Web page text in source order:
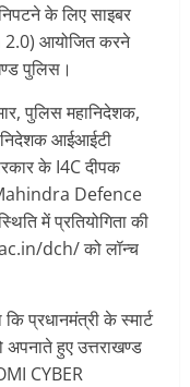
के लिए साइबर
आयोजित करने
पुलिस।
पुलिस महानिदेशक,
निदेशक आईआईटी
के I4C दीपक
Defence
में प्रतियोगिता की
dch/ को लॉन्च
प्रधानमंत्री के स्मार्ट
हुए उत्तराखण्ड
CYBER